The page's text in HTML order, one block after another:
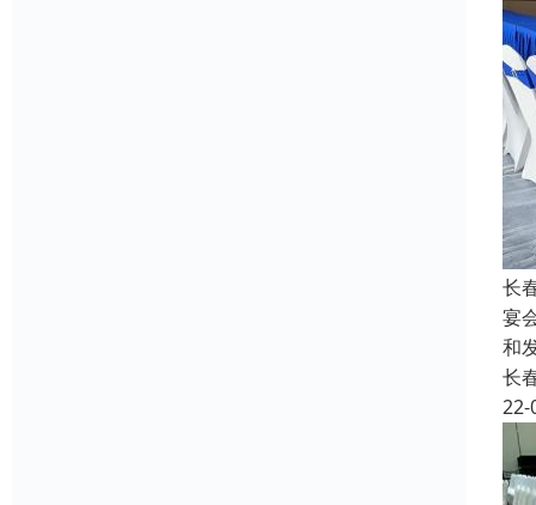
长
宴
和
长
22-